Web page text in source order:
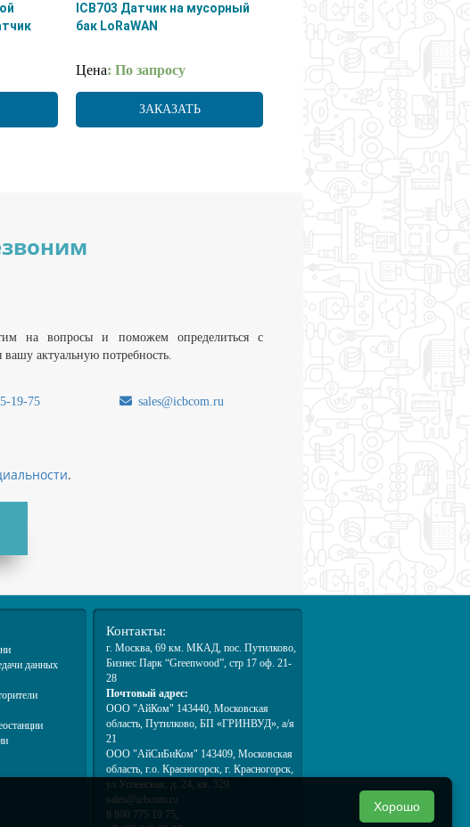
ICB703 Датчик на мусорный
бак LoRaWAN
Цена: По запросу
ЗАКАЗАТЬ
на вопросы и поможем определиться с
актуальную потребность.
19-75 sales@icbcom.ru
.
данных
Контакты:
г. Москва, 69 км. МКАД, пос. Путилково,
Бизнес Парк “Greenwood”, стр 17 оф. 21-
28
Почтовый адрес:
ООО "АйКом" 143440, Московская
область, Путилково, БП «ГРИНВУД», а/я
21
ООО "АйСиБиКом" 143409, Московская
область, г.о. Красногорск, г. Красногорск,
ул.Успенская, д. 24, кв. 529
sales@icbcom.ru
8 800 775 19 75,
Хорошо